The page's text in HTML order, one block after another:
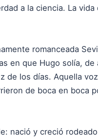
a la ciencia. La vida
romanceada
en que Hugo solía,
de los días. Aquella
de boca en boca
nació y creció